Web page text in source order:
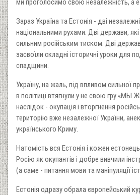
ми проголосимо свою незалежність, а
Зараз Україна та Естонія - дві
національними рухами. Дві держави,
сильним російським тиском. Дві
засвоїли складні історичні уроки для
спадщини.
Україну, на жаль, під впливом сильної
в політиці втягнули у не свою гру «МЫ
наслідок - окупація і вторгнення
територію вже незалежної України,
українського Криму.
Натомість вся Естонія і кожен
Росію як окупантів і добре вивчили
(а саме - питання мови та маніпуляції
Естонія одразу обрала європейський